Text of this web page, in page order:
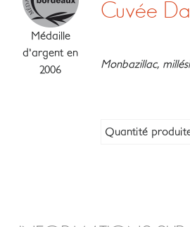
Médaille
d'argent en
2006
Cuvée
Monbazillac,
Quantité